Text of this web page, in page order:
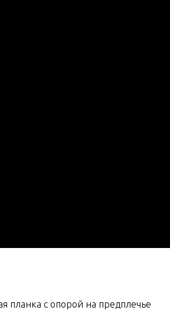
планка с опорой на предплечье